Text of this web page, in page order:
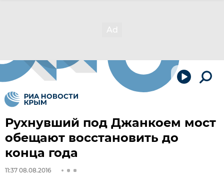
Рухнувший под Джанкоем мост
обещают восстановить до
конца года
11:37 08.08.2016